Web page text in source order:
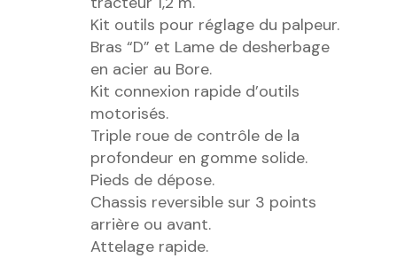
Kit outils pour réglage du palpeur.
Bras “D” et Lame de desherbage
en acier au Bore.
Kit connexion rapide d’outils
motorisés.
Triple roue de contrôle de la
profondeur en gomme solide.
Pieds de dépose.
Chassis reversible sur 3 points
arrière ou avant.
Attelage rapide.